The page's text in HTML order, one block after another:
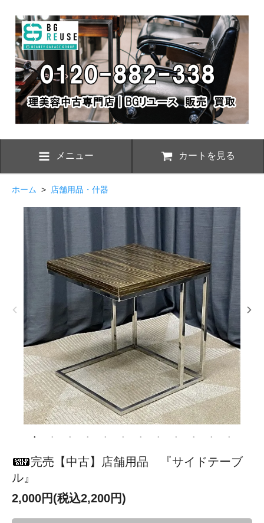
メニュー カートを見る
ホーム > 店舗用品・什器
完売【中古】店舗用品 『サイドテーブ
ル』
2,000円(税込2,200円)